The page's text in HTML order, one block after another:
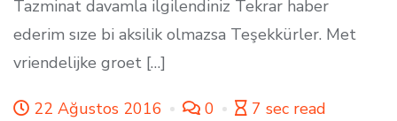
Tazminat davamla ilgilendiniz Tekrar haber
ederim sıze bi aksilik olmazsa Teşekkürler. Met
vriendelijke groet […]
22 Ağustos 2016 0 7 sec read